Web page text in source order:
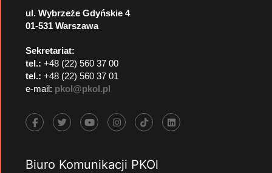
ul. Wybrzeże Gdyńskie 4
01-531 Warszawa
Sekretariat:
tel.: +48 (22) 560 37 00
tel.: +48 (22) 560 37 01
e-mail: pkol@pkol.pl
Biuro Komunikacji PKOl